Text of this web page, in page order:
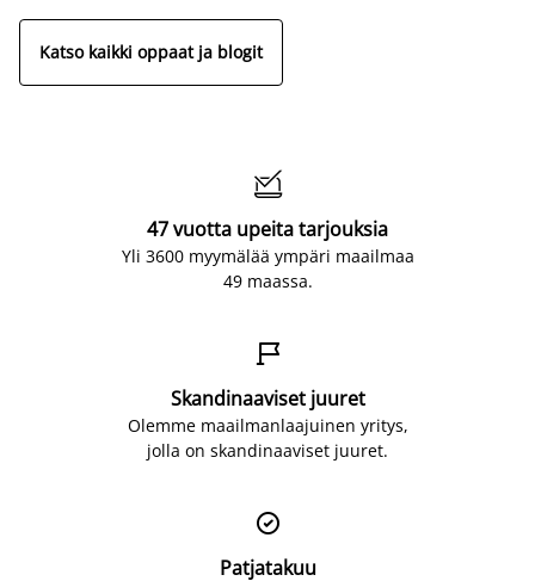
Katso kaikki oppaat ja blogit

47 vuotta upeita tarjouksia
Yli 3600 myymälää ympäri maailmaa
49 maassa.

Skandinaaviset juuret
Olemme maailmanlaajuinen yritys,
jolla on skandinaaviset juuret.

Patjatakuu